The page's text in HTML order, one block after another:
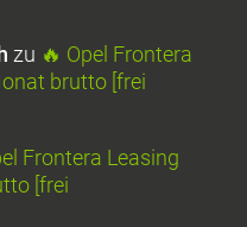
zu 🔥 Opel Frontera
brutto [frei
Frontera Leasing
[frei